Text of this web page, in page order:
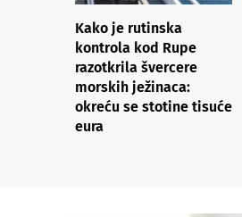
Kako je rutinska
kontrola kod Rupe
razotkrila švercere
morskih ježinaca:
okreću se stotine tisuće
eura